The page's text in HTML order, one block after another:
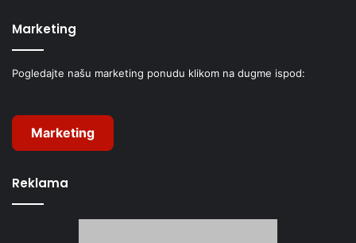
Marketing
Pogledajte našu marketing ponudu klikom na dugme ispod:
Marketing
Reklama